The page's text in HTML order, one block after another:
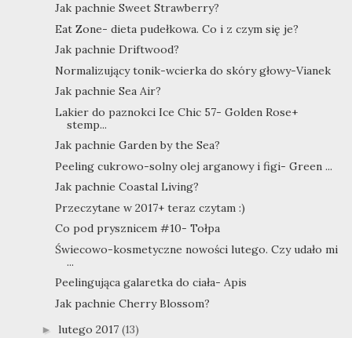
Jak pachnie Sweet Strawberry?
Eat Zone- dieta pudełkowa. Co i z czym się je?
Jak pachnie Driftwood?
Normalizujący tonik-wcierka do skóry głowy-Vianek
Jak pachnie Sea Air?
Lakier do paznokci Ice Chic 57- Golden Rose+
stemp...
Jak pachnie Garden by the Sea?
Peeling cukrowo-solny olej arganowy i figi- Green ...
Jak pachnie Coastal Living?
Przeczytane w 2017+ teraz czytam :)
Co pod prysznicem #10- Tołpa
Świecowo-kosmetyczne nowości lutego. Czy udało mi
...
Peelingująca galaretka do ciała- Apis
Jak pachnie Cherry Blossom?
► lutego 2017 (13)